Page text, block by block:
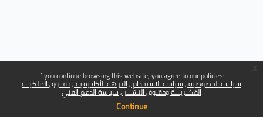
If you continue browsing this website, you agree to our policies:
سياسة الخصوصية سياسة الاستخدام النزاهة الأكاديمية حقــوق الملكيــة
الفكــريـــة وحقـوق النشـــر سياسة الدعم الفني
Continue